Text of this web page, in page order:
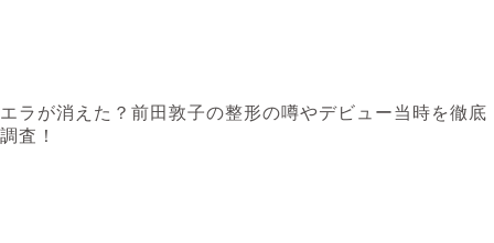
エラが消えた？前田敦子の整形の噂やデビュー当時を徹底
調査！